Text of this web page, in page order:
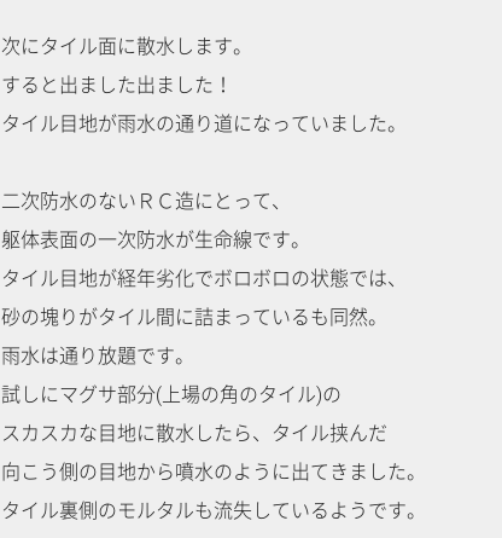
次にタイル面に散水します。
すると出ました出ました！
タイル目地が雨水の通り道になっていました。
二次防水のないＲＣ造にとって、
躯体表面の一次防水が生命線です。
タイル目地が経年劣化でボロボロの状態では、
砂の塊りがタイル間に詰まっているも同然。
雨水は通り放題です。
試しにマグサ部分(上場の角のタイル)の
スカスカな目地に散水したら、タイル挟んだ
向こう側の目地から噴水のように出てきました。
タイル裏側のモルタルも流失しているようです。